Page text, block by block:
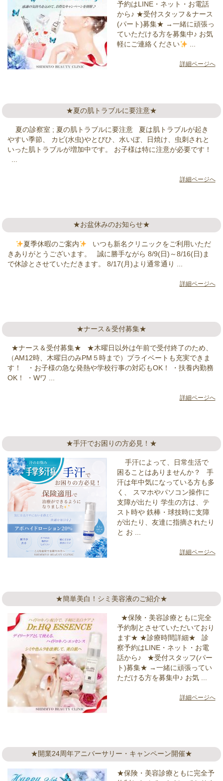
予約はLINE・ネット・お電話
から♪ ★受付スタッフ＆ナース
(パート)募集★ →一緒に頑張っ
ていただける方を募集中♪ お気
軽にご連絡ください
...
詳細ページへ
★夏の肌トラブルに要注意★
夏の診察室 ; 夏の肌トラブルに要注意 夏は肌トラブルが起き
やすい季節、 カビ(水虫)やとびひ、水いぼ、日焼け、虫刺されと
いった肌トラブルが増加中です。 お子様は特に注意が必要です！
詳細ページへ
★お盆休みのお知らせ★
夏季休暇のご案内
いつも新名クリニックをご利用いただ
きありがとうございます。 誠に勝手ながら 8/9(日)～8/16(日)ま
で休診とさせていただきます。 8/17(月)より通常通り ...
詳細ページへ
★ナース＆受付募集★
★ナース＆受付募集★ ★木曜日以外は午前で受付終了のため、
（AM12時、木曜日のみPM５時まで）プライベートも充実できま
す！ ・お子様の急な発熱や学校行事の対応もOK！ ・扶養内勤務
OK！ ・Wワ ...
詳細ページへ
★手汗でお困りの方必見！★
手汗によって、日常生活で
困ることはありませんか？ 手
汗は年中気になっている方も多
く、 スマホやパソコン操作に
支障が出たり 学生の方は、テ
スト時や 鉄棒・球技時に支障
が出たり、友達に指摘されたり
と お ...
詳細ページへ
★簡単美白！シミ美容液のご紹介★
★保険・美容診療ともに完全
予約制とさせていただいており
ます★ ★診療時間詳細★ 診
察予約はLINE・ネット・お電
話から♪ ★受付スタッフ(パー
ト)募集★ →一緒に頑張ってい
ただける方を募集中♪ お気 ...
詳細ページへ
★開業24周年アニバーサリー・キャンペーン開催★
★保険・美容診療ともに完全予